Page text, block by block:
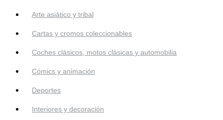
Arte asiático y tribal
Cartas y cromos coleccionables
Coches clásicos, motos clásicas y automobilia
Cómics y animación
Deportes
Interiores y decoración